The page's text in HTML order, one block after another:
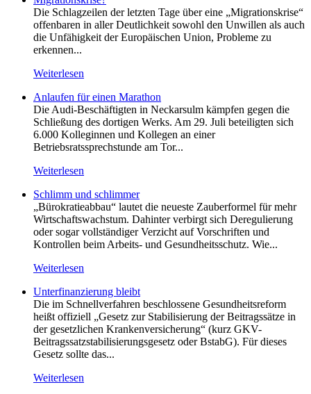
Die Schlagzeilen der letzten Tage über eine „Migrationskrise“
offenbaren in aller Deutlichkeit sowohl den Unwillen als auch
die Unfähigkeit der Europäischen Union, Probleme zu
erkennen...
Weiterlesen
Anlaufen für einen Marathon
Die Audi-Beschäftigten in Neckarsulm kämpfen gegen die
Schließung des dortigen Werks. Am 29. Juli beteiligten sich
6.000 Kolleginnen und Kollegen an einer
Betriebsratssprechstunde am Tor...
Weiterlesen
Schlimm und schlimmer
„Bürokratieabbau“ lautet die neueste Zauberformel für mehr
Wirtschaftswachstum. Dahinter verbirgt sich Deregulierung
oder sogar vollständiger Verzicht auf Vorschriften und
Kontrollen beim Arbeits- und Gesundheitsschutz. Wie...
Weiterlesen
Unterfinanzierung bleibt
Die im Schnellverfahren beschlossene Gesundheitsreform
heißt offiziell „Gesetz zur Stabilisierung der Beitragssätze in
der gesetzlichen Krankenversicherung“ (kurz GKV-
Beitragssatzstabilisierungsgesetz oder BstabG). Für dieses
Gesetz sollte das...
Weiterlesen